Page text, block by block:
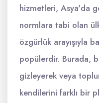
hizmetleri, Asya'da
normlara tabi olan
özgürlük arayışıyla
popülerdir. Burada,
gizleyerek veya
kendilerini farklı bir